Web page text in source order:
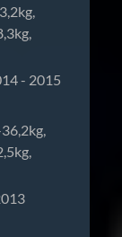
- 2015